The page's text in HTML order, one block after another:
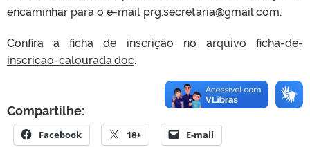
encaminhar para o e-mail prg.secretaria@gmail.com.
Confira a ficha de inscrição no arquivo ficha-de-
inscricao-calourada.doc.
Compartilhe:
Facebook 18+ E-mail